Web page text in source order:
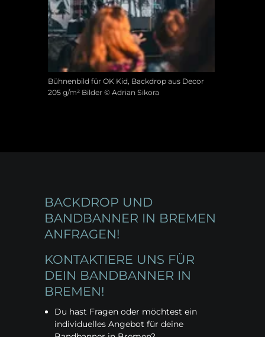
Bühnenbild für OK Kid, Backdrop aus Decor
205 g/m² Bilder © Adrian Sikora
BACKDROP UND
BANDBANNER IN BREMEN
ANFRAGEN!
KONTAKTIERE UNS FÜR
DEIN BANDBANNER IN
BREMEN!
Du hast Fragen oder möchtest ein
individuelles Angebot für deine